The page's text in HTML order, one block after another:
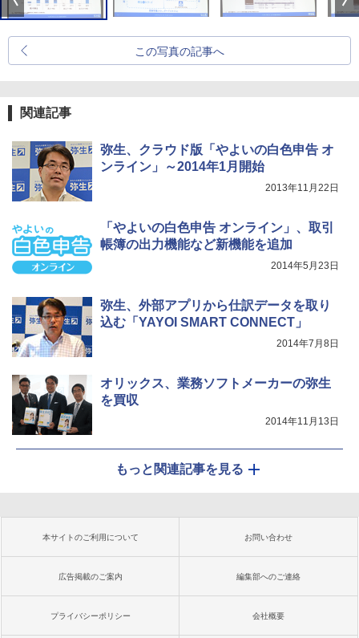
この写真の記事へ
関連記事
弥生、クラウド版「やよいの白色申告 オ
ンライン」～2014年1月開始
2013年11月22日
「やよいの白色申告 オンライン」、取引
帳簿の出力機能など新機能を追加
2014年5月23日
弥生、外部アプリから仕訳データを取り
込む「YAYOI SMART CONNECT」
2014年7月8日
オリックス、業務ソフトメーカーの弥生
を買収
2014年11月13日
もっと関連記事を見る
本サイトのご利用について お問い合わせ
広告掲載のご案内 編集部へのご連絡
プライバシーポリシー 会社概要